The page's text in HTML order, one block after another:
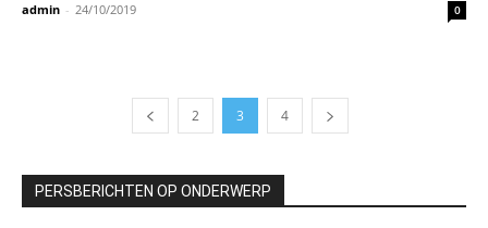
admin - 24/10/2019 0
2 3 4
PERSBERICHTEN OP ONDERWERP